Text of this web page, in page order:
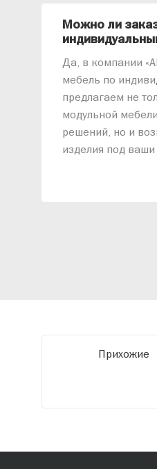
Можно ли
Да, в компании
мебель по
предлагаем не
модульной
решений, но и
изделия под
Прихожие